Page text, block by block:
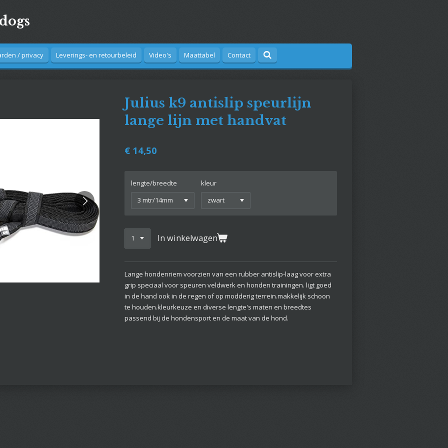
/ privacy Leverings- en retourbeleid Video's Maattabel Contact
Julius k9 antislip speurlijn
lange lijn met handvat
€ 14,50
lengte/breedte kleur
In winkelwagen
Lange hondenriem voorzien van een rubber antislip-laag voor extra
grip speciaal voor speuren veldwerk en honden trainingen. ligt goed
in de hand ook in de regen of op modderig terrein.makkelijk schoon
te houden.kleurkeuze en diverse lengte's maten en breedtes
passend bij de hondensport en de maat van de hond.